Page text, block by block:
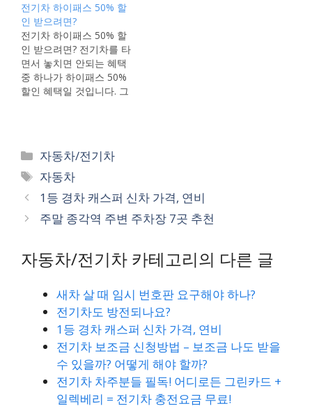
는 내연차와 달리, 전기차
를 운영하려면 충전에 대
한 공부를 하게 됩니다. 어
디에서 충전을 해야 좀 더
저렴한지 관심을 갖게 되
고, 필요한 멤버십 카드도
발급 받게 되죠.…
전기차 하이패스 50% 할
인 받으려면?
전기차 하이패스 50% 할
인 받으려면? 전기차를 타
면서 놓치면 안되는 혜택
중 하나가 하이패스 50%
할인 혜택일 것입니다. 그
기차의 수요가 많아지면
이 혜택은 사라질 수도 있
기차/ 수소자동차 대상 할
인 전기 자동차 및 수소자
Categories
자동차/전기차
Tags
자동차
1등 경차 캐스퍼 신차 가격, 연비
주말 종각역 주변 주차장 7곳 추천
자동차/전기차 카테고리의 다른 글
새차 살 때 임시 번호판 요구해야 하나?
전기차도 방전되나요?
1등 경차 캐스퍼 신차 가격, 연비
전기차 보조금 신청방법 – 보조금 나도 받을
수 있을까? 어떻게 해야 할까?
전기차 차주분들 필독! 어디로든 그린카드 +
일렉베리 = 전기차 충전요금 무료!